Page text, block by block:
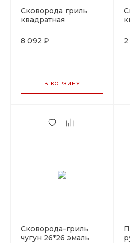
Сковорода гриль
квадратная
эмаль синяя чугун
8 092 ₽
В КОРЗИНУ
Сковорода-гриль
чугун 26*26 эмаль